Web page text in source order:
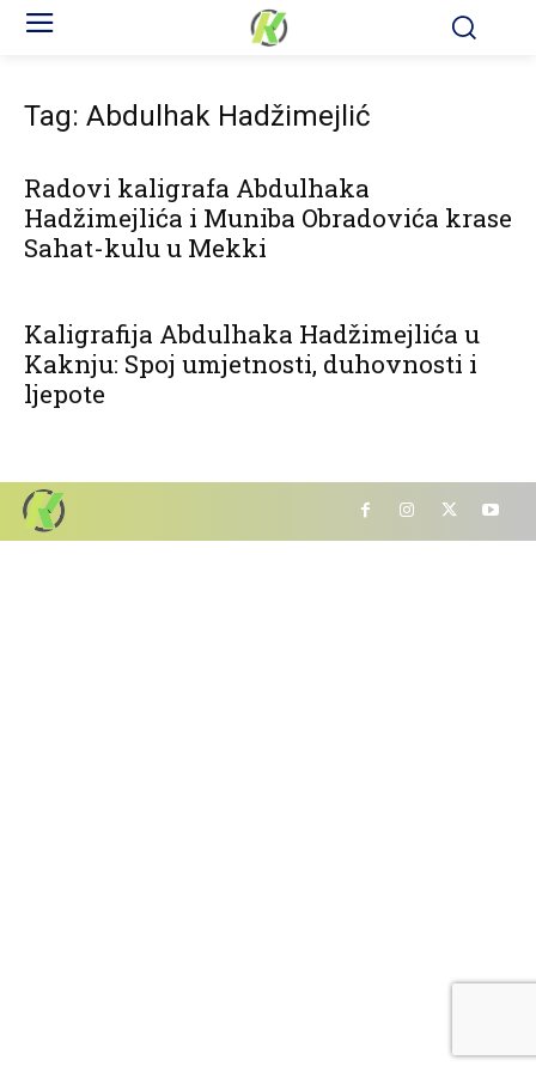
Tag: Abdulhak Hadžimejlić
Radovi kaligrafa Abdulhaka
Hadžimejlića i Muniba Obradovića krase
Sahat-kulu u Mekki
Kaligrafija Abdulhaka Hadžimejlića u
Kaknju: Spoj umjetnosti, duhovnosti i
ljepote